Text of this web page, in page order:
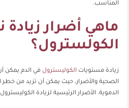
المناسب.
ماهي أضرار زيادة
الكولسترول؟
زيادة مستويات الكوليسترول في الدم يمكن
الصحية والأضرار، حيث يمكن أن تزيد من خطر
الدموية. الأضرار الرئيسية لزيادة